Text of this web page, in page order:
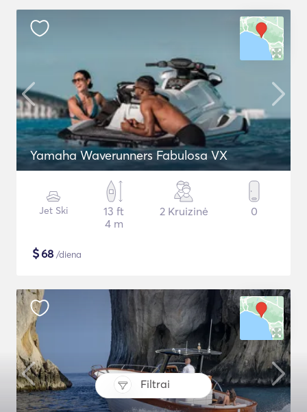
Filtrai
Yamaha Waverunners Fabulosa VX
Jet Ski
13 ft
4 m
2 Kruizinė 0
$68 /diena